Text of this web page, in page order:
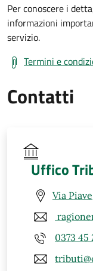
Per conoscere i
informazioni
servizio.
Termini e
Contatti
Uffico
Via
0373 45